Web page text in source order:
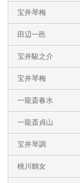
宝井琴梅
田辺一邑
宝井駿之介
宝井琴梅
一龍斎春水
一龍斎貞山
宝井琴調
桃川鶴女